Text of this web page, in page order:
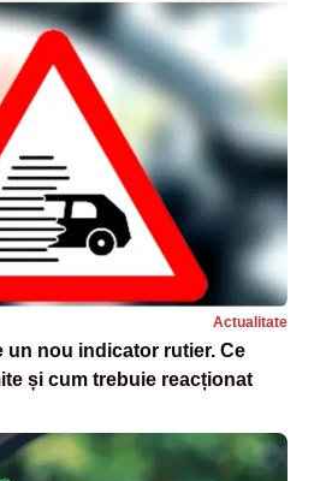
Actualitate
un nou indicator rutier. Ce
și cum trebuie reacționat